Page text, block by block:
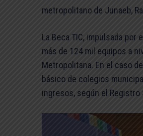
metropolitano de Junaeb,
La Beca TIC, impulsada
más de 124 mil equipos a
Metropolitana. En el caso
básico de colegios
ingresos, según el Registro